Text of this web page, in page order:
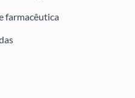
farmacêutica